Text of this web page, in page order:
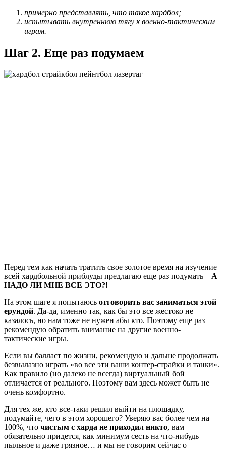
примерно представлять, что такое хардбол;
испытывать внутреннюю тягу к военно-тактическим
играм.
Шаг 2. Еще раз подумаем
Перед тем как начать тратить свое золотое время на изучение
всей хардбольной приблуды предлагаю еще раз подумать – А
НАДО ЛИ МНЕ ВСЕ ЭТО?!
На этом шаге я попытаюсь отговорить вас заниматься этой
ерундой. Да-да, именно так, как бы это все жестоко не
казалось, но нам тоже не нужен абы кто. Поэтому еще раз
рекомендую обратить внимание на другие военно-
тактические игры.
Если вы балласт по жизни, рекомендую и дальше продолжать
безвылазно играть «во все эти ваши контер-страйки и танки».
Как правило (но далеко не всегда) виртуальный бой
отличается от реального. Поэтому вам здесь может быть не
очень комфортно.
Для тех же, кто все-таки решил выйти на площадку,
подумайте, чего в этом хорошего? Уверяю вас более чем на
100%, что чистым с харда не приходил никто, вам
обязательно придется, как минимум сесть на что-нибудь
пыльное и даже грязное… и мы не говорим сейчас о